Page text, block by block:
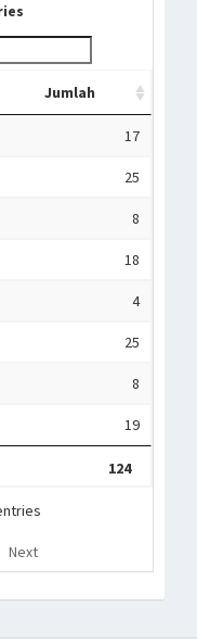
Jumlah
17
25
8
18
4
25
8
19
124
Next